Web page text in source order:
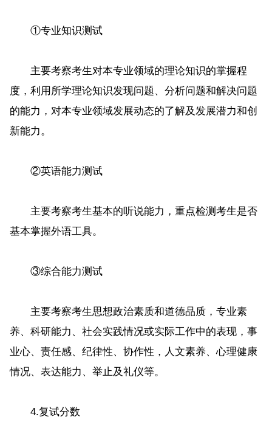
①专业知识测试
主要考察考生对本专业领域的理论知识的掌握程
度，利用所学理论知识发现问题、分析问题和解决问题
的能力，对本专业领域发展动态的了解及发展潜力和创
新能力。
②英语能力测试
主要考察考生基本的听说能力，重点检测考生是否
基本掌握外语工具。
③综合能力测试
主要考察考生思想政治素质和道德品质，专业素
养、科研能力、社会实践情况或实际工作中的表现，事
业心、责任感、纪律性、协作性，人文素养、心理健康
情况、表达能力、举止及礼仪等。
4.复试分数